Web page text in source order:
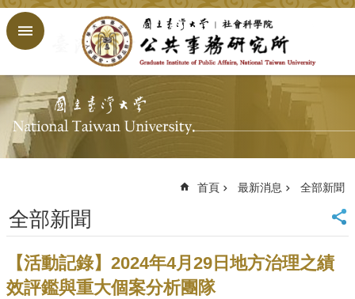
跳到主要內容區塊
搜
尋
回
首
頁
頁
站
導
覽
首頁 最新消息 全部新聞
全部新聞
【活動記錄】2024年4月29日地方治理之績
效評鑑與重大個案分析團隊